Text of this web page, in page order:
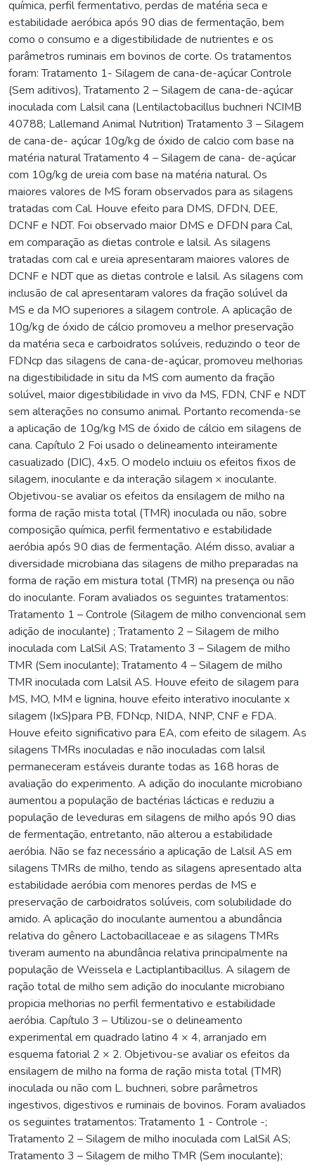
química, perfil fermentativo, perdas de matéria seca e
estabilidade aeróbica após 90 dias de fermentação, bem
como o consumo e a digestibilidade de nutrientes e os
parâmetros ruminais em bovinos de corte. Os tratamentos
foram: Tratamento 1- Silagem de cana-de-açúcar Controle
(Sem aditivos), Tratamento 2 – Silagem de cana-de-açúcar
inoculada com Lalsil cana (Lentilactobacillus buchneri NCIMB
40788; Lallemand Animal Nutrition) Tratamento 3 – Silagem
de cana-de- açúcar 10g/kg de óxido de calcio com base na
matéria natural Tratamento 4 – Silagem de cana- de-açúcar
com 10g/kg de ureia com base na matéria natural. Os
maiores valores de MS foram observados para as silagens
tratadas com Cal. Houve efeito para DMS, DFDN, DEE,
DCNF e NDT. Foi observado maior DMS e DFDN para Cal,
em comparação as dietas controle e lalsil. As silagens
tratadas com cal e ureia apresentaram maiores valores de
DCNF e NDT que as dietas controle e lalsil. As silagens com
inclusão de cal apresentaram valores da fração solúvel da
MS e da MO superiores a silagem controle. A aplicação de
10g/kg de óxido de cálcio promoveu a melhor preservação
da matéria seca e carboidratos solúveis, reduzindo o teor de
FDNcp das silagens de cana-de-açúcar, promoveu melhorias
na digestibilidade in situ da MS com aumento da fração
solúvel, maior digestibilidade in vivo da MS, FDN, CNF e NDT
sem alterações no consumo animal. Portanto recomenda-se
a aplicação de 10g/kg MS de óxido de cálcio em silagens de
cana. Capítulo 2 Foi usado o delineamento inteiramente
casualizado (DIC), 4x5. O modelo incluiu os efeitos fixos de
silagem, inoculante e da interação silagem × inoculante.
Objetivou-se avaliar os efeitos da ensilagem de milho na
forma de ração mista total (TMR) inoculada ou não, sobre
composição química, perfil fermentativo e estabilidade
aeróbia após 90 dias de fermentação. Além disso, avaliar a
diversidade microbiana das silagens de milho preparadas na
forma de ração em mistura total (TMR) na presença ou não
do inoculante. Foram avaliados os seguintes tratamentos:
Tratamento 1 – Controle (Silagem de milho convencional sem
adição de inoculante) ; Tratamento 2 – Silagem de milho
inoculada com LalSil AS; Tratamento 3 – Silagem de milho
TMR (Sem inoculante); Tratamento 4 – Silagem de milho
TMR inoculada com Lalsil AS. Houve efeito de silagem para
MS, MO, MM e lignina, houve efeito interativo inoculante x
silagem (IxS)para PB, FDNcp, NIDA, NNP, CNF e FDA.
Houve efeito significativo para EA, com efeito de silagem. As
silagens TMRs inoculadas e não inoculadas com lalsil
permaneceram estáveis durante todas as 168 horas de
avaliação do experimento. A adição do inoculante microbiano
aumentou a população de bactérias lácticas e reduziu a
população de leveduras em silagens de milho após 90 dias
de fermentação, entretanto, não alterou a estabilidade
aeróbia. Não se faz necessário a aplicação de Lalsil AS em
silagens TMRs de milho, tendo as silagens apresentado alta
estabilidade aeróbia com menores perdas de MS e
preservação de carboidratos solúveis, com solubilidade do
amido. A aplicação do inoculante aumentou a abundância
relativa do gênero Lactobacillaceae e as silagens TMRs
tiveram aumento na abundância relativa principalmente na
população de Weissela e Lactiplantibacillus. A silagem de
ração total de milho sem adição do inoculante microbiano
propicia melhorias no perfil fermentativo e estabilidade
aeróbia. Capítulo 3 – Utilizou-se o delineamento
experimental em quadrado latino 4 × 4, arranjado em
esquema fatorial 2 × 2. Objetivou-se avaliar os efeitos da
ensilagem de milho na forma de ração mista total (TMR)
inoculada ou não com L. buchneri, sobre parâmetros
ingestivos, digestivos e ruminais de bovinos. Foram avaliados
os seguintes tratamentos: Tratamento 1 - Controle -;
Tratamento 2 – Silagem de milho inoculada com LalSil AS;
Tratamento 3 – Silagem de milho TMR (Sem inoculante);